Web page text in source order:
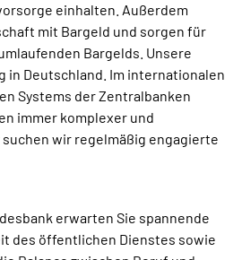
einhalten. Außerdem
mit Bargeld und sorgen für
Bargelds. Unsere
in Deutschland. Im internationalen
Systems der Zentralbanken
immer komplexer und
wir regelmäßig engagierte
erwarten Sie spannende
des öffentlichen Dienstes sowie